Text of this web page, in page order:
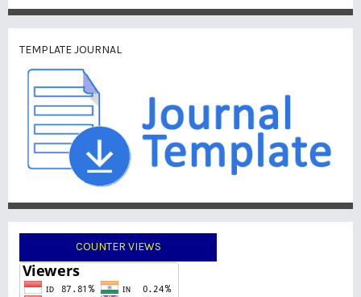
TEMPLATE JOURNAL
COUNTER VIEWS